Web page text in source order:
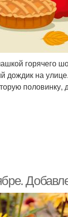
горячего
дождик на